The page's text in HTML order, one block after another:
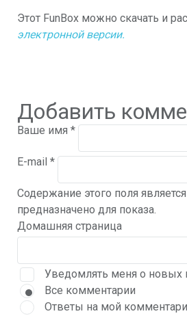
Этот FunBox можно скачать и
электронной версии.
Добавить
Ваше имя *
E-mail *
Содержание этого поля
предназначено для показа.
Домашняя страница
Уведомлять меня о новых
Все комментарии
Ответы на мой